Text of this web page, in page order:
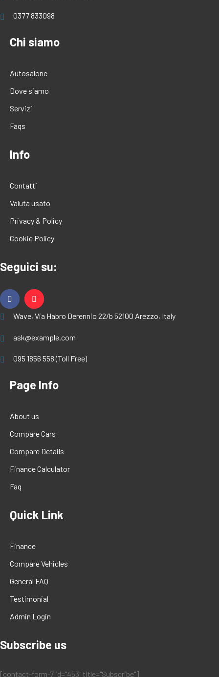
0377 833098
Chi siamo
Autosalone
Dove siamo
Servizi
Faqs
Info
Contatti
Valuta usato
Privacy & Policy
Cookie Policy
Seguici su:
Wave, Via Habro Derennio 22/b 52100 Arezzo, Italy
ask@example.com
095 1856 558 (Toll Free)
Page Info
About us
Compare Cars
Compare Details
Finance Calculator
Faq
Quick Link
Finance
Compare Vehicles
General FAQ
Testimonial
Admin Login
Subscribe us
[contact-form-7 id="453" title="Subscribe"]